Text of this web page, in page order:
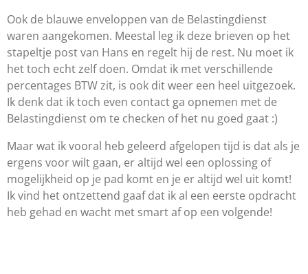
Ook de blauwe enveloppen van de Belastingdienst
waren aangekomen. Meestal leg ik deze brieven op het
stapeltje post van Hans en regelt hij de rest. Nu moet ik
het toch echt zelf doen. Omdat ik met verschillende
percentages BTW zit, is ook dit weer een heel uitgezoek.
Ik denk dat ik toch even contact ga opnemen met de
Belastingdienst om te checken of het nu goed gaat :)
Maar wat ik vooral heb geleerd afgelopen tijd is dat als je
ergens voor wilt gaan, er altijd wel een oplossing of
mogelijkheid op je pad komt en je er altijd wel uit komt!
Ik vind het ontzettend gaaf dat ik al een eerste opdracht
heb gehad en wacht met smart af op een volgende!